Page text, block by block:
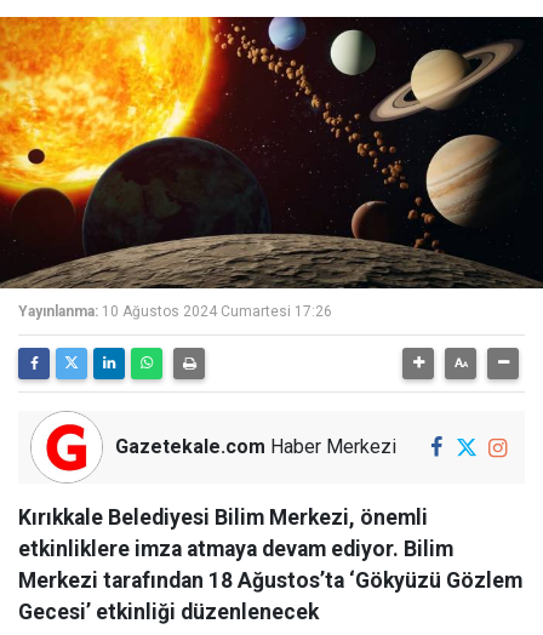
Yayınlanma: 10 Ağustos 2024 Cumartesi 17:26
Gazetekale.com Haber Merkezi
Kırıkkale Belediyesi Bilim Merkezi, önemli
etkinliklere imza atmaya devam ediyor. Bilim
Merkezi tarafından 18 Ağustos’ta ‘Gökyüzü Gözlem
Gecesi’ etkinliği düzenlenecek